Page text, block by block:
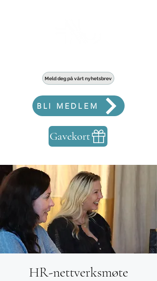
Meld deg på vårt nyhetsbrev
BLI MEDLEM
Gavekort
HR-nettverksmøte